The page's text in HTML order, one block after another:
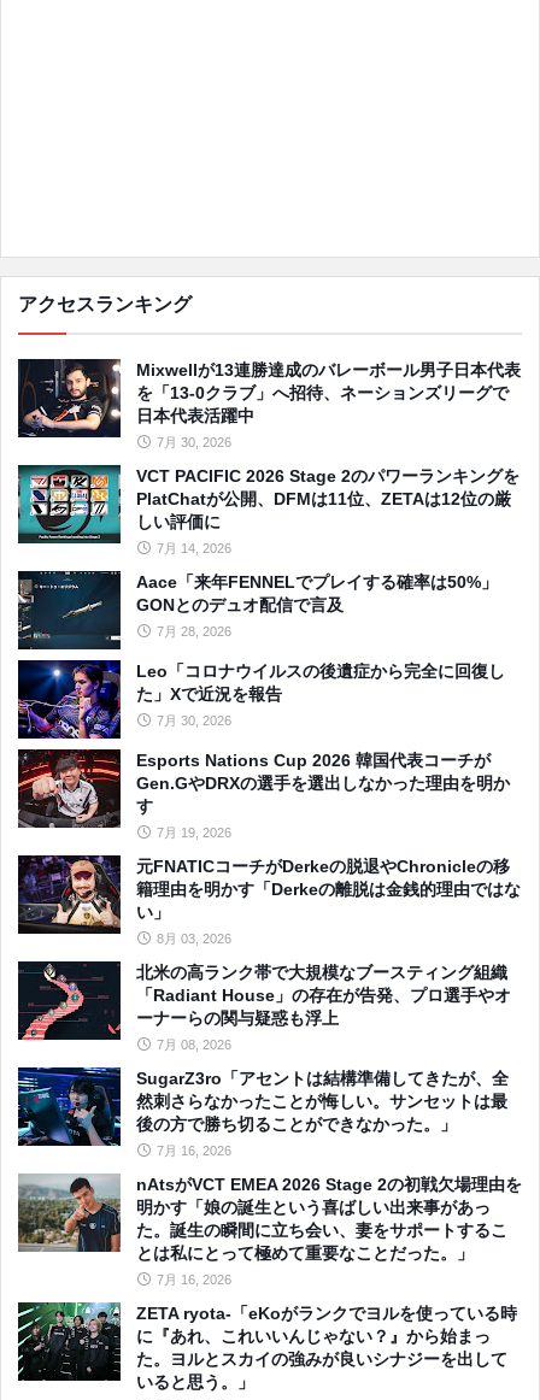
アクセスランキング
Mixwellが13連勝達成のバレーボール男子日本代表
を「13-0クラブ」へ招待、ネーションズリーグで
日本代表活躍中
7月 30, 2026
VCT PACIFIC 2026 Stage 2のパワーランキングを
PlatChatが公開、DFMは11位、ZETAは12位の厳
しい評価に
7月 14, 2026
Aace「来年FENNELでプレイする確率は50%」
GONとのデュオ配信で言及
7月 28, 2026
Leo「コロナウイルスの後遺症から完全に回復し
た」Xで近況を報告
7月 30, 2026
Esports Nations Cup 2026 韓国代表コーチが
Gen.GやDRXの選手を選出しなかった理由を明か
す
7月 19, 2026
元FNATICコーチがDerkeの脱退やChronicleの移
籍理由を明かす「Derkeの離脱は金銭的理由ではな
い」
8月 03, 2026
北米の高ランク帯で大規模なブースティング組織
「Radiant House」の存在が告発、プロ選手やオ
ーナーらの関与疑惑も浮上
7月 08, 2026
SugarZ3ro「アセントは結構準備してきたが、全
然刺さらなかったことが悔しい。サンセットは最
後の方で勝ち切ることができなかった。」
7月 16, 2026
nAtsがVCT EMEA 2026 Stage 2の初戦欠場理由を
明かす「娘の誕生という喜ばしい出来事があっ
た。誕生の瞬間に立ち会い、妻をサポートするこ
とは私にとって極めて重要なことだった。」
7月 16, 2026
ZETA ryota-「eKoがランクでヨルを使っている時
に『あれ、これいいんじゃない？』から始まっ
た。ヨルとスカイの強みが良いシナジーを出して
いると思う。」